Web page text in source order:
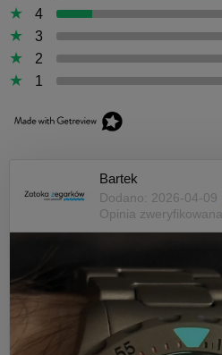
4
3
2
1
Bartek
Dodano: 2026-04-09
Opinia zweryfikowana